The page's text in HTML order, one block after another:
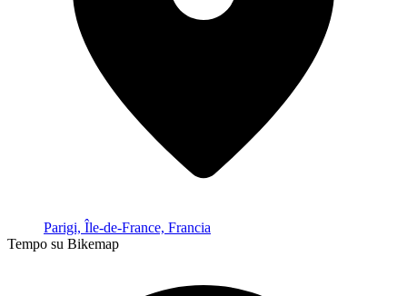
Parigi, Île-de-France, Francia
Tempo su Bikemap